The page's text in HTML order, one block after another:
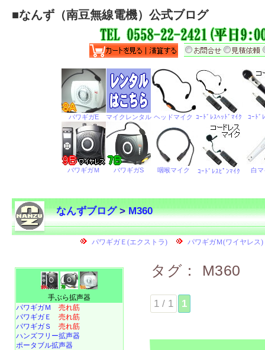
■なんず（南豆無線電機）公式ブログ
なんずブログ>M360
タグ： M360
1 / 1 1
手ぶら拡声器
パワギガＭ 売れ筋
パワギガＥ 売れ筋
パワギガＳ 売れ筋
ハンズフリー拡声器
ポータブル拡声器